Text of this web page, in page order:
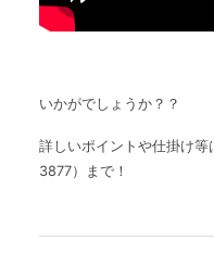
いかがでしょうか？？
詳しいポイントや仕掛け
3877）まで！